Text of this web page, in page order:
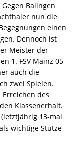
Balingen
nun die
einen
Dennoch ist
Meister der
1. FSV Mainz 05
auch die
zwei Spielen.
des
Klassenerhalt.
13-mal
wichtige Stütze